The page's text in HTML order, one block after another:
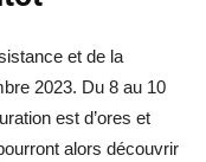
et de la
2023. Du 8 au 10
est d’ores et
alors découvrir